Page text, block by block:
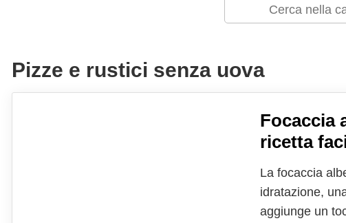
Pizze e rustici senza uova
Focaccia
ricetta
La focaccia
idratazione,
aggiunge un